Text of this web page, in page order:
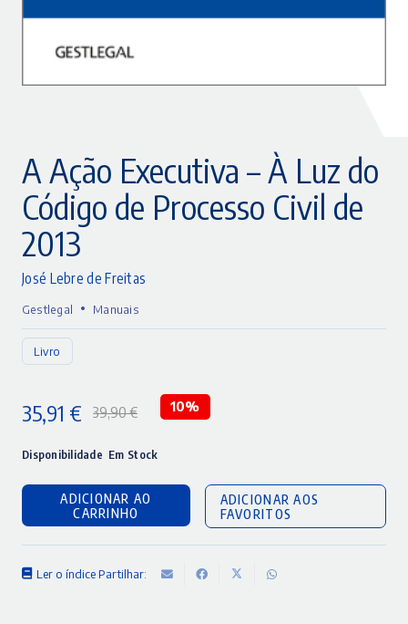
A Ação Executiva – À Luz do
Código de Processo Civil de
2013
José Lebre de Freitas
Gestlegal • Manuais
Livro
39,90€
preço
original
era:
39,90 €.
35,91 €
preço
atual
é:
35,91 €.
10%
Disponibilidade Em Stock
ADICIONAR AO
CARRINHO
ADICIONAR AOS
FAVORITOS
Ler o índice Partilhar: